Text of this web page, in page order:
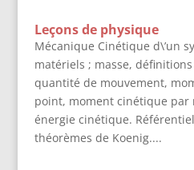
Leçons de physique
Mécanique Cinétique d\’un
matériels ; masse,
quantité de mouvement,
point, moment cinétique par
énergie cinétique.
théorèmes de Koenig....